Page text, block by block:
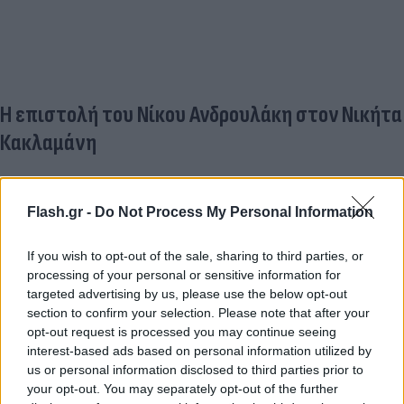
Flash.gr - Do Not Process My Personal Information
If you wish to opt-out of the sale, sharing to third parties, or
processing of your personal or sensitive information for
targeted advertising by us, please use the below opt-out
section to confirm your selection. Please note that after your
opt-out request is processed you may continue seeing
interest-based ads based on personal information utilized by
us or personal information disclosed to third parties prior to
your opt-out. You may separately opt-out of the further
Η επιστολή του Νίκου Ανδρουλάκη στον Νικήτα
Κακλαμάνη
«Αξιότιμε κύριε Πρόεδρε,
περιουσιακής κατάστασης των πολιτικών
προσώπων με έκπληξη διαπίστωσα ότι εκ
παραδρομής και από προφανή αμέλεια του λογιστή
μου, δεν συμπεριελήφθησαν τραπεζικοί
λογαριασμοί μου στο εξωτερικό, οι οποίοι και
δηλώνονται ανελλιπώς πάνω από μια δεκαετία.